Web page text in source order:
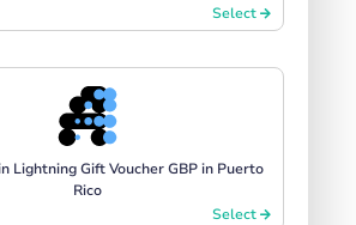
Select
Lightning Gift Voucher GBP in Puerto
Rico
Select